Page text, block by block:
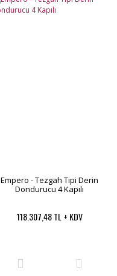
Empero - Tezgah Tipi Derin
Dondurucu 4 Kapılı
118.307,48 TL + KDV